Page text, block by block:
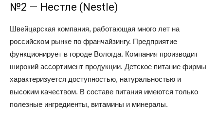
№2 — Нестле (Nestle)
Швейцарская компания, работающая много лет на
российском рынке по франчайзингу. Предприятие
функционирует в городе Вологда. Компания производит
широкий ассортимент продукции. Детское питание фирмы
характеризуется доступностью, натуральностью и
высоким качеством. В составе питания имеются только
полезные ингредиенты, витамины и минералы.